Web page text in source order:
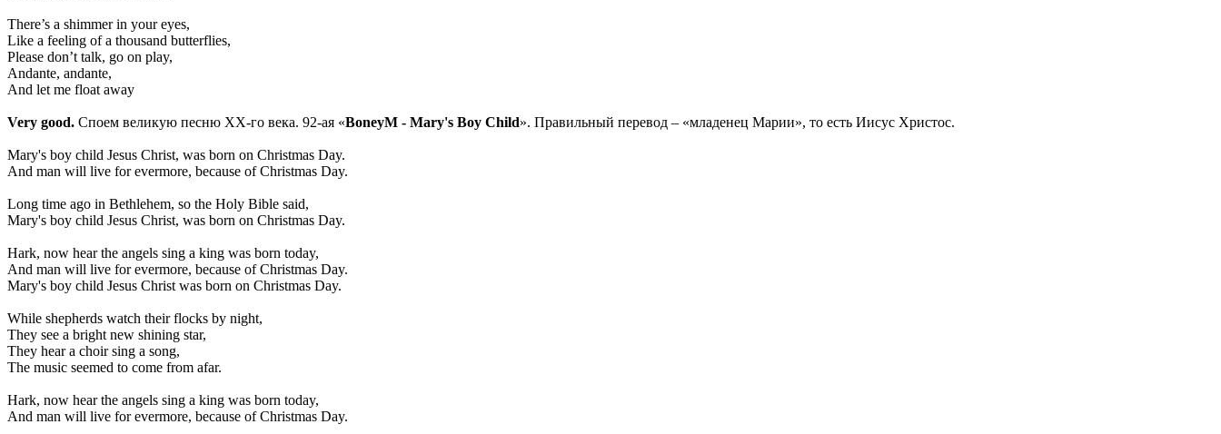
There’s a shimmer in your eyes,
Like a feeling of a thousand butterflies,
Please don’t talk, go on play,
Andante, andante,
And let me float away
Very good. Споем великую песню XX-го века. 92-ая «BoneyM - Mary's Boy Child». Правильный перевод – «младенец Марии», то есть Иисус Христос.
Mary's boy child Jesus Christ, was born on Christmas Day.
And man will live for evermore, because of Christmas Day.
Long time ago in Bethlehem, so the Holy Bible said,
Mary's boy child Jesus Christ, was born on Christmas Day.
Hark, now hear the angels sing a king was born today,
And man will live for evermore, because of Christmas Day.
Mary's boy child Jesus Christ was born on Christmas Day.
While shepherds watch their flocks by night,
They see a bright new shining star,
They hear a choir sing a song,
The music seemed to come from afar.
Hark, now hear the angels sing a king was born today,
And man will live for evermore, because of Christmas Day.